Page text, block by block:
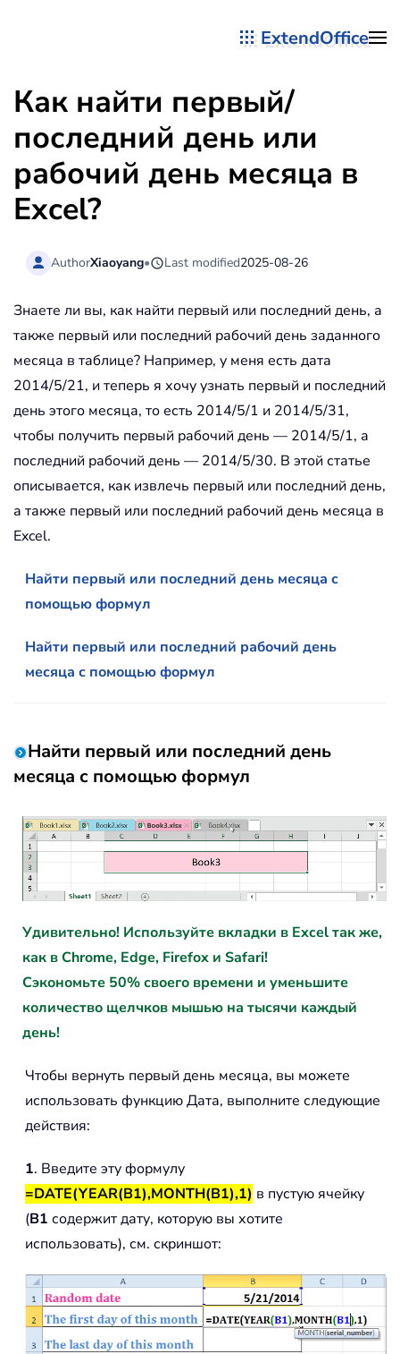
ExtendOffice
Как найти первый/
последний день или
рабочий день месяца в
Excel?
AuthorXiaoyang• Last modified2025-08-26
Знаете ли вы, как найти первый или последний день, а
также первый или последний рабочий день заданного
месяца в таблице? Например, у меня есть дата
2014/5/21, и теперь я хочу узнать первый и последний
день этого месяца, то есть 2014/5/1 и 2014/5/31,
чтобы получить первый рабочий день — 2014/5/1, а
последний рабочий день — 2014/5/30. В этой статье
описывается, как извлечь первый или последний день,
а также первый или последний рабочий день месяца в
Excel.
Найти первый или последний день месяца с
помощью формул
Найти первый или последний рабочий день
месяца с помощью формул
Найти первый или последний день
месяца с помощью формул
Удивительно! Используйте вкладки в Excel так же,
как в Chrome, Edge, Firefox и Safari!
Сэкономьте 50% своего времени и уменьшите
количество щелчков мышью на тысячи каждый
день!
Чтобы вернуть первый день месяца, вы можете
использовать функцию Дата, выполните следующие
действия:
1. Введите эту формулу
=DATE(YEAR(B1),MONTH(B1),1) в пустую ячейку
(B1 содержит дату, которую вы хотите
использовать), см. скриншот: